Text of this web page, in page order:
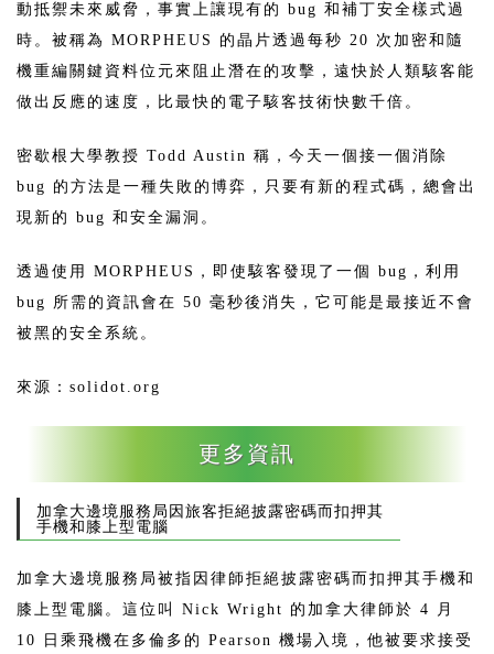
動抵禦未來威脅，事實上讓現有的 bug 和補丁安全樣式過
時。被稱為 MORPHEUS 的晶片透過每秒 20 次加密和隨
機重編關鍵資料位元來阻止潛在的攻擊，遠快於人類駭客能
做出反應的速度，比最快的電子駭客技術快數千倍。
密歇根大學教授 Todd Austin 稱，今天一個接一個消除
bug 的方法是一種失敗的博弈，只要有新的程式碼，總會出
現新的 bug 和安全漏洞。
透過使用 MORPHEUS，即使駭客發現了一個 bug，利用
bug 所需的資訊會在 50 毫秒後消失，它可能是最接近不會
被黑的安全系統。
來源：solidot.org
更多資訊
加拿大邊境服務局因旅客拒絕披露密碼而扣押其
手機和膝上型電腦
加拿大邊境服務局被指因律師拒絕披露密碼而扣押其手機和
膝上型電腦。這位叫 Nick Wright 的加拿大律師於 4 月
10 日乘飛機在多倫多的 Pearson 機場入境，他被要求接受